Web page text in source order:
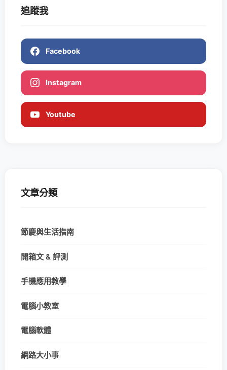
追蹤我
Facebook
Instagram
Youtube
文章分類
節慶與生活指南
開箱文 & 評測
手機應用教學
電腦小教室
電腦軟體
網路大小事